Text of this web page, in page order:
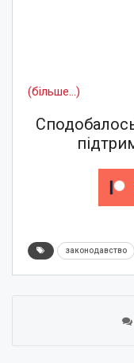
(більше…)
законодавство